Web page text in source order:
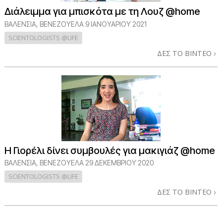
Διάλειμμα για μπισκότα με τη Λουζ @home
ΒΑΛΕΝΣΙΑ, ΒΕΝΕΖΟΥΕΛΑ 9 ΙΑΝΟΥΑΡΙΟΥ 2021
SCIENTOLOGISTS @LIFE
ΔΕΣ ΤΟ ΒΙΝΤΕΟ
Η Γιορέλι δίνει συμβουλές για μακιγιάζ @home
ΒΑΛΕΝΣΙΑ, ΒΕΝΕΖΟΥΕΛΑ 29 ΔΕΚΕΜΒΡΙΟΥ 2020
SCIENTOLOGISTS @LIFE
ΔΕΣ ΤΟ ΒΙΝΤΕΟ